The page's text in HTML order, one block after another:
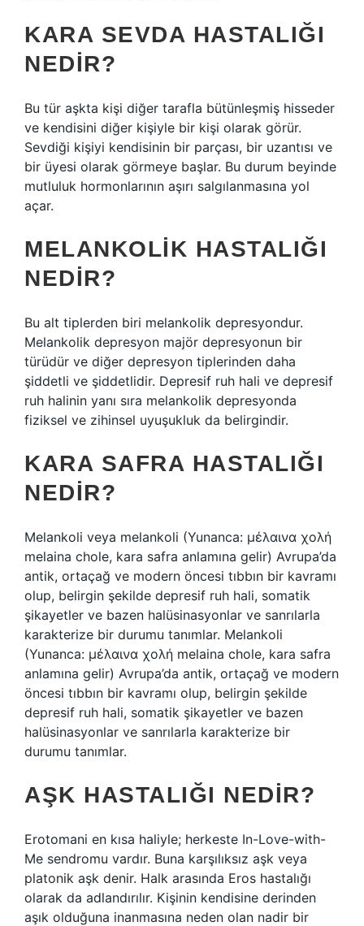
KARA SEVDA HASTALIĞI
NEDIR?
Bu tür aşkta kişi diğer tarafla bütünleşmiş hisseder
ve kendisini diğer kişiyle bir kişi olarak görür.
Sevdiği kişiyi kendisinin bir parçası, bir uzantısı ve
bir üyesi olarak görmeye başlar. Bu durum beyinde
mutluluk hormonlarının aşırı salgılanmasına yol
açar.
MELANKOLIK HASTALIĞI
NEDIR?
Bu alt tiplerden biri melankolik depresyondur.
Melankolik depresyon majör depresyonun bir
türüdür ve diğer depresyon tiplerinden daha
şiddetli ve şiddetlidir. Depresif ruh hali ve depresif
ruh halinin yanı sıra melankolik depresyonda
fiziksel ve zihinsel uyuşukluk da belirgindir.
KARA SAFRA HASTALIĞI
NEDIR?
Melankoli veya melankoli (Yunanca: µέλαινα χολή
melaina chole, kara safra anlamına gelir) Avrupa’da
antik, ortaçağ ve modern öncesi tıbbın bir kavramı
olup, belirgin şekilde depresif ruh hali, somatik
şikayetler ve bazen halüsinasyonlar ve sanrılarla
karakterize bir durumu tanımlar. Melankoli
(Yunanca: µέλαινα χολή melaina chole, kara safra
anlamına gelir) Avrupa’da antik, ortaçağ ve modern
öncesi tıbbın bir kavramı olup, belirgin şekilde
depresif ruh hali, somatik şikayetler ve bazen
halüsinasyonlar ve sanrılarla karakterize bir
durumu tanımlar.
AŞK HASTALIĞI NEDIR?
Erotomani en kısa haliyle; herkeste In-Love-with-
Me sendromu vardır. Buna karşılıksız aşk veya
platonik aşk denir. Halk arasında Eros hastalığı
olarak da adlandırılır. Kişinin kendisine derinden
aşık olduğuna inanmasına neden olan nadir bir